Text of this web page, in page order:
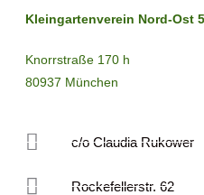
Kleingartenverein Nord-Ost
Knorrstraße 170 h
80937 München
c/o Claudia Rukower
Rockefellerstr. 62